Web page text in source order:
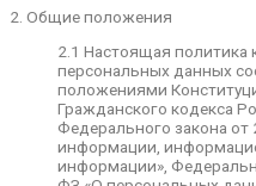
2. Общие положения
2.1 Настоящая политика
персональных данных
положениями
Гражданского кодекса
Федерального закона
информации,
информации»,
Российской Федерации,
Российской Федерации,
от 27.07.2006 № 149-ФЗ
информационных
информации»,
27.07.2006 № 152-ФЗ «О
(далее —Закон о
нормативно-правовыми
Федерации в области